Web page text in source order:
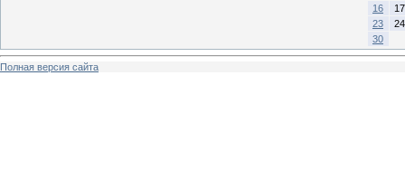
16
17
23
24
30
Полная версия сайта